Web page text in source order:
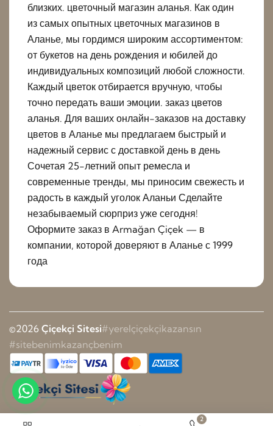
близких. цветочный магазин аланья. Как один
из самых опытных цветочных магазинов в
Аланье, мы гордимся широким ассортиментом:
от букетов на день рождения и юбилей до
индивидуальных композиций любой сложности.
Каждый цветок отбирается вручную, чтобы
точно передать ваши эмоции. заказ цветов
аланья. Для ваших онлайн-заказов на доставку
цветов в Аланье мы предлагаем быстрый и
надежный сервис с доставкой день в день
Сочетая 25-летний опыт ремесла и
современные тренды, мы приносим свежесть и
радость в каждый уголок Аланьи Сделайте
незабываемый сюрприз уже сегодня!
Оформите заказ в Armağan Çiçek — в
компании, которой доверяют в Аланье с 1999
года
©2026 Çiçekçi Sitesi#yerelçiçekçikazansın
#sitebenimkazançbenim
2